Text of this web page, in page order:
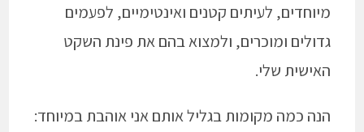
מיוחדים, לעיתים קטנים ואינטימיים, לפעמים
גדולים ומוכרים, ולמצוא בהם את פינת השקט
האישית שלי.
הנה כמה מקומות בגליל אותם אני אוהבת במיוחד: